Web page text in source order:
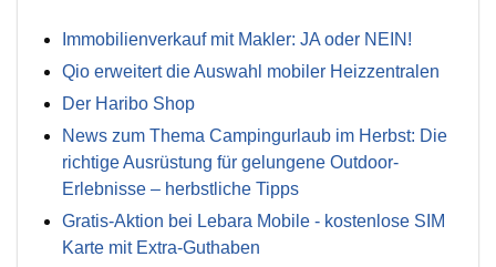
Immobilienverkauf mit Makler: JA oder NEIN!
Qio erweitert die Auswahl mobiler Heizzentralen
Der Haribo Shop
News zum Thema Campingurlaub im Herbst: Die
richtige Ausrüstung für gelungene Outdoor-
Erlebnisse – herbstliche Tipps
Gratis-Aktion bei Lebara Mobile - kostenlose SIM
Karte mit Extra-Guthaben